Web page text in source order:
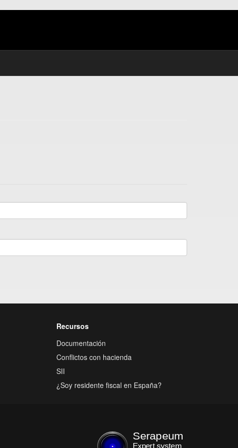
Recursos
Documentación
Conflictos con hacienda
SII
¿Soy residente fiscal en España?